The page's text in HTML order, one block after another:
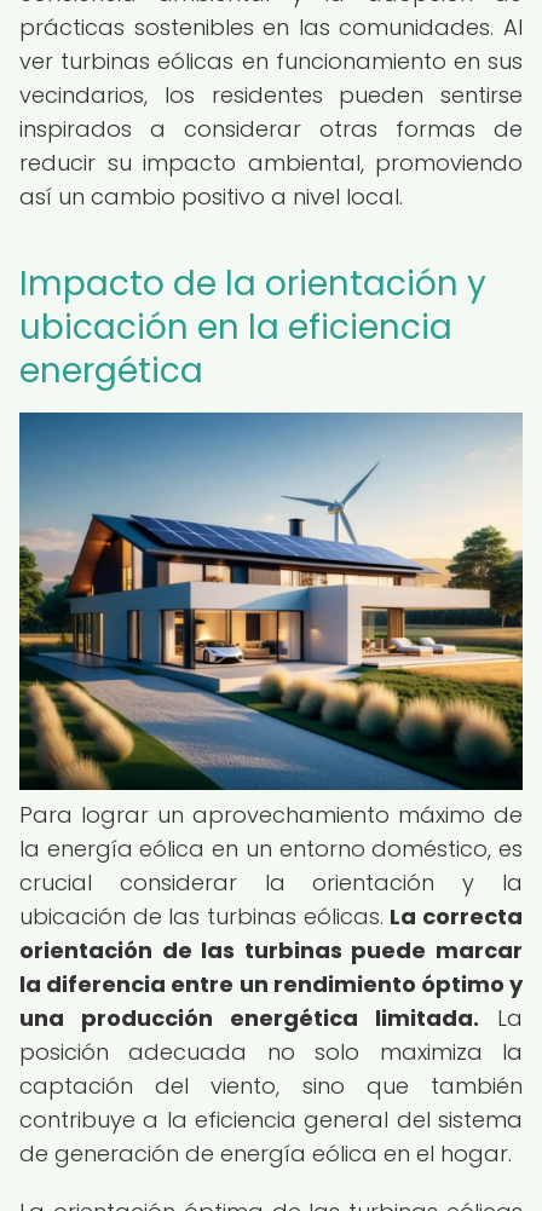
prácticas sostenibles en las comunidades. Al
ver turbinas eólicas en funcionamiento en sus
vecindarios, los residentes pueden sentirse
inspirados a considerar otras formas de
reducir su impacto ambiental, promoviendo
así un cambio positivo a nivel local.
Impacto de la orientación y
ubicación en la eficiencia
energética
Para lograr un aprovechamiento máximo de
la energía eólica en un entorno doméstico, es
crucial considerar la orientación y la
ubicación de las turbinas eólicas. La correcta
orientación de las turbinas puede marcar
la diferencia entre un rendimiento óptimo y
una producción energética limitada. La
posición adecuada no solo maximiza la
captación del viento, sino que también
contribuye a la eficiencia general del sistema
de generación de energía eólica en el hogar.